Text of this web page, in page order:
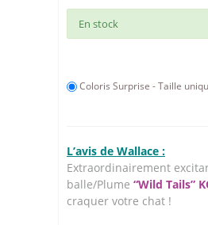
En stock
Coloris Surprise - Taille
L’avis de Wallace :
Extraordinairement
balle/Plume “Wild Tails”
craquer votre chat !